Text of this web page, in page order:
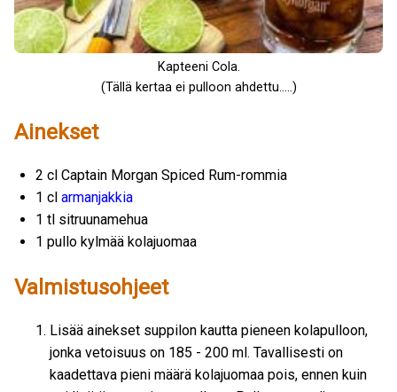
Kapteeni Cola.
(Tällä kertaa ei pulloon ahdettu.....)
Ainekset
2 cl Captain Morgan Spiced Rum-rommia
1 cl armanjakkia
1 tl sitruunamehua
1 pullo kylmää kolajuomaa
Valmistusohjeet
Lisää ainekset suppilon kautta pieneen kolapulloon,
jonka vetoisuus on 185 - 200 ml. Tavallisesti on
kaadettava pieni määrä kolajuomaa pois, ennen kuin